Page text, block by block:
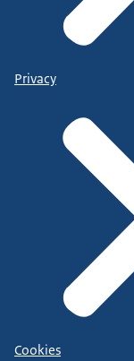
Privacy
Cookies